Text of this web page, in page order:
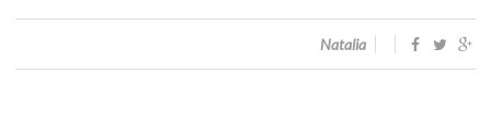
Natalia